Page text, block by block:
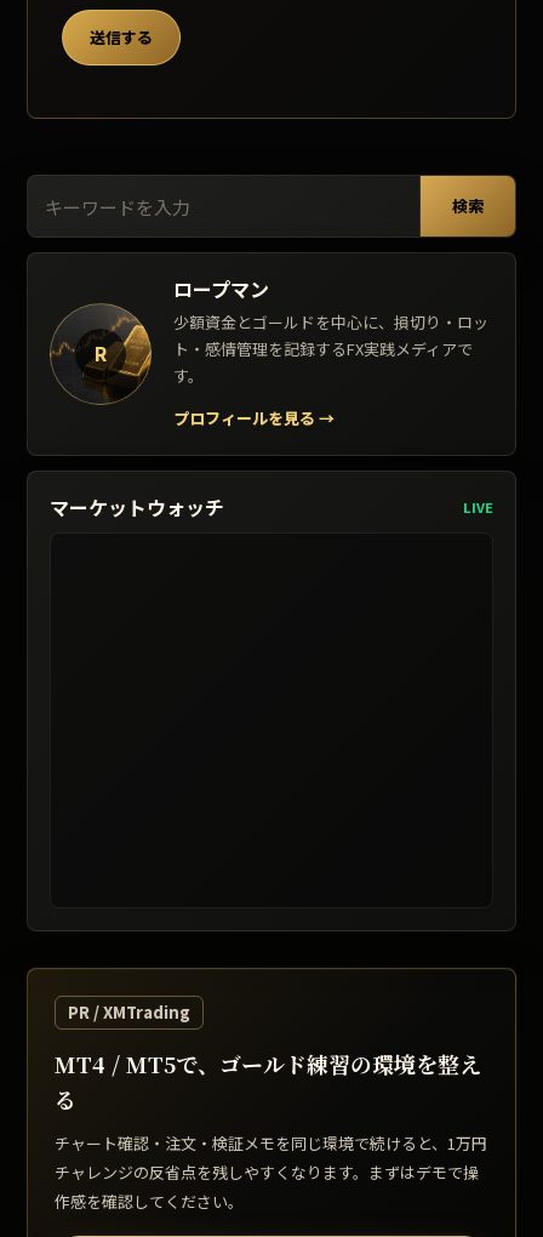
検索
R
ロープマン
少額資金とゴールドを中心に、損切り・ロッ
ト・感情管理を記録するFX実践メディアで
す。
プロフィールを見る →
マーケットウォッチ LIVE
レート提供: TradingView / 表示は遅延する場合があります
PR / XMTrading
MT4 / MT5で、ゴールド練習の環境を整え
る
チャート確認・注文・検証メモを同じ環境で続けると、1万円
チャレンジの反省点を残しやすくなります。まずはデモで操
作感を確認してください。